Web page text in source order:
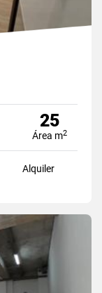
25
Área m2
Alquiler